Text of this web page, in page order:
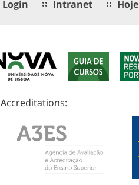
Login Intranet Hoje
Accreditations: